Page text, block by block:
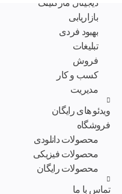
دیجیتال مارکتینگ
بازاریابی
بهبود فردی
تبلیغات
فروش
کسب و کار
مدیریت
ویدئو های رایگان
فروشگاه
محصولات دانلودی
محصولات فیزیکی
محصولات رایگان
تماس با ما